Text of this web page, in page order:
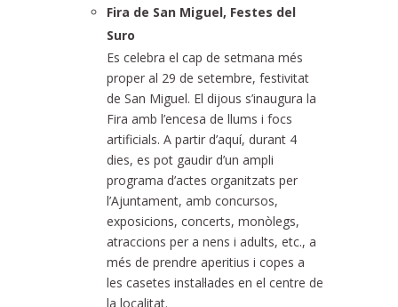
Fira de San Miguel, Festes del
Suro
Es celebra el cap de setmana més
proper al 29 de setembre, festivitat
de San Miguel. El dijous s’inaugura la
Fira amb l’encesa de llums i focs
artificials. A partir d’aquí, durant 4
dies, es pot gaudir d’un ampli
programa d’actes organitzats per
l’Ajuntament, amb concursos,
exposicions, concerts, monòlegs,
atraccions per a nens i adults, etc., a
més de prendre aperitius i copes a
les casetes instal·lades en el centre de
la localitat.